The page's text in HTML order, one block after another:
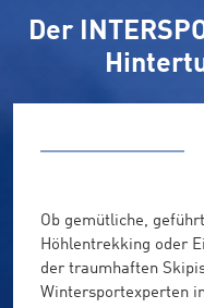
Der
Ob gemütliche,
Höhlentrekking oder
der traumhaften
Wintersportexperten